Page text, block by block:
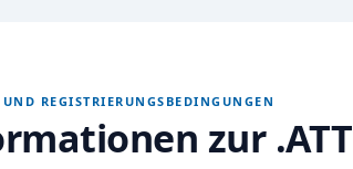
REGISTRIERUNGSBEDINGUNGEN
zur